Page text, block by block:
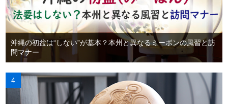
沖縄の初盆は“しない”が基本？本州と異なるミーボンの風習と訪
問マナー